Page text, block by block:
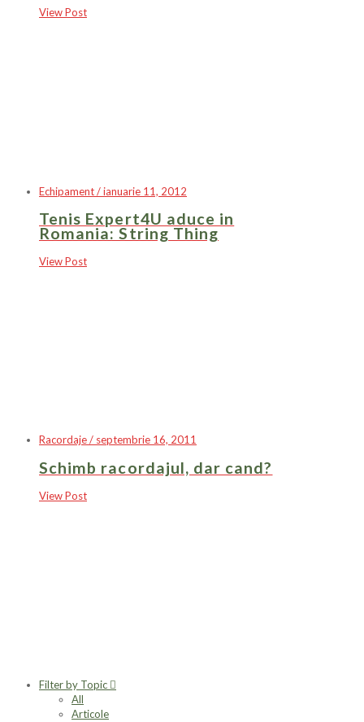
View Post
Echipament / ianuarie 11, 2012
Tenis Expert4U aduce in
Romania: String Thing
View Post
Racordaje / septembrie 16, 2011
Schimb racordajul, dar cand?
View Post
Filter by Topic
All
Articole